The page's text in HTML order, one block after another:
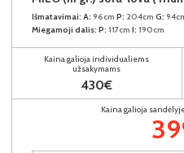
Išmatavimai: A: 96cm P: 204cm G:
Miegamoji dalis: P: 117cm I: 190cm
Kaina galioja individualiems
užsakymams
430€
Kaina galioja